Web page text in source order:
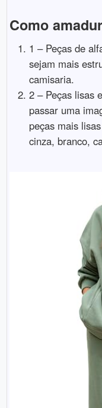
Como
1 – Peças de
sejam mais
camisaria.
2 – Peças lisas
passar uma
peças mais
cinza, branco,